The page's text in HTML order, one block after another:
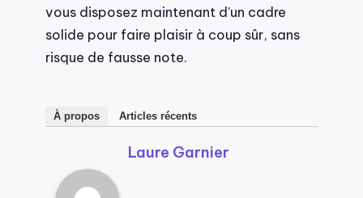
vous disposez maintenant d’un cadre
solide pour faire plaisir à coup sûr, sans
risque de fausse note.
À propos Articles récents
Laure Garnier